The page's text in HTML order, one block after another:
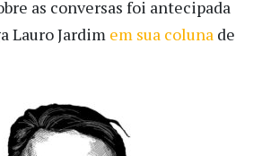
as conversas foi antecipada
Lauro Jardim em sua coluna de